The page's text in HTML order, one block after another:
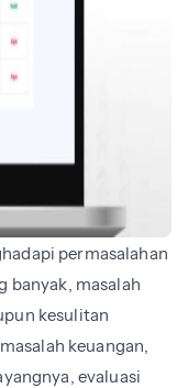
permasalahan
banyak, masalah
kesulitan
keuangan,
evaluasi